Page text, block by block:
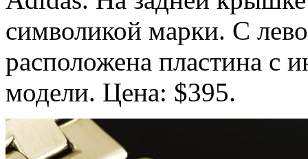
символикой марки. С
расположена пластина с
модели. Цена: $395.